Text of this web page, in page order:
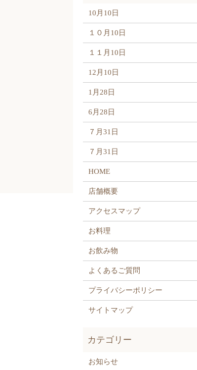
10月10日
１０月10日
１１月10日
12月10日
1月28日
6月28日
７月31日
７月31日
HOME
店舗概要
アクセスマップ
お料理
お飲み物
よくあるご質問
プライバシーポリシー
サイトマップ
お知らせ